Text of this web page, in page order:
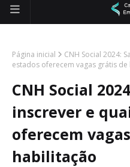
Página inicial
CNH Social 2024:
estados oferecem vagas grátis
CNH Social
inscrever e
oferecem
habilitação